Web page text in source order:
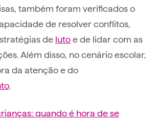
também foram verificados o
de resolver conflitos,
de lutoe de lidar com as
Além disso, no cenário escolar,
da atenção e do
.
quando é hora de se